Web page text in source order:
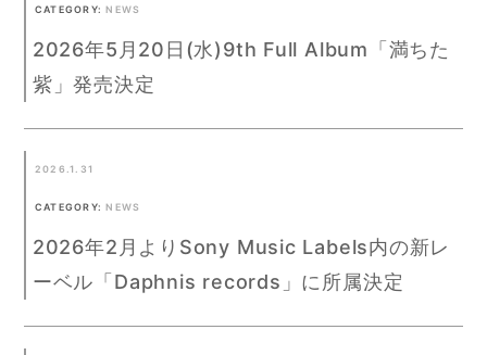
CATEGORY: NEWS
2026年5月20日(水)9th Full Album「満ちた
紫」発売決定
2026.1.31
CATEGORY: NEWS
2026年2月よりSony Music Labels内の新レ
ーベル「Daphnis records」に所属決定